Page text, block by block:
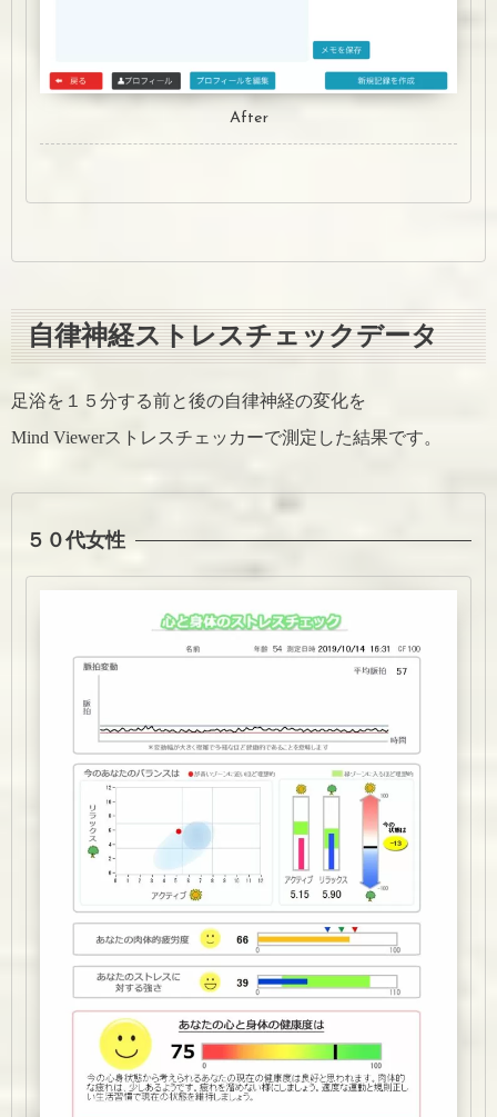
After
自律神経ストレスチェックデータ
足浴を１５分する前と後の自律神経の変化を
Mind Viewerストレスチェッカーで測定した結果です。
５０代女性